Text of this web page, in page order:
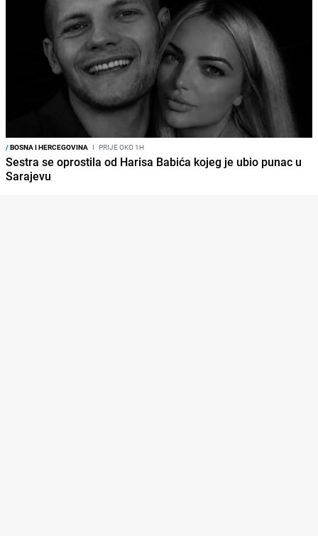
/BOSNA I HERCEGOVINA I PRIJE OKO 1H
Sestra se oprostila od Harisa Babića kojeg je ubio punac u
Sarajevu